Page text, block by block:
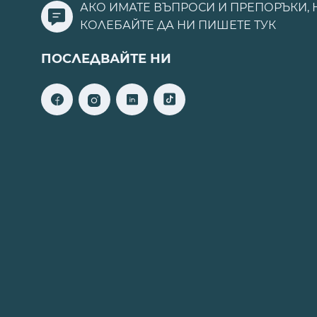
АКО ИМАТЕ ВЪПРОСИ И ПРЕПОРЪКИ,
КОЛЕБАЙТЕ ДА НИ ПИШЕТЕ ТУК
ПОСЛЕДВАЙТЕ НИ